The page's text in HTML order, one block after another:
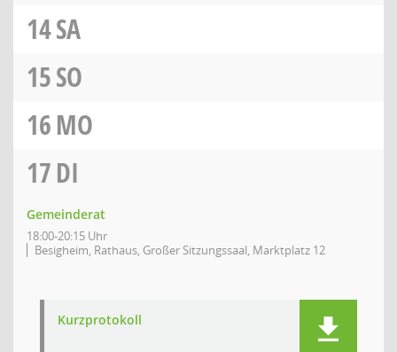
14SA
15SO
16MO
17DI
Gemeinderat
18:00-20:15 Uhr
Besigheim, Rathaus, Großer Sitzungssaal, Marktplatz 12
Kurzprotokoll